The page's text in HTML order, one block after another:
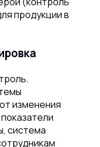
продукции в
изменения
система